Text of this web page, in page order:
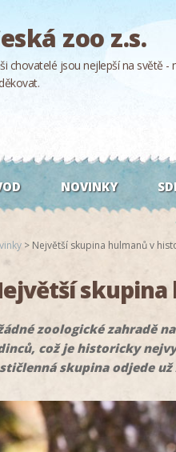
zoo z.s.
chovatelé jsou nejlepší na světě -
NOVINKY
> Největší skupina hulmanů v
skupina
zoologické zahradě
což je historicky
skupina odjede